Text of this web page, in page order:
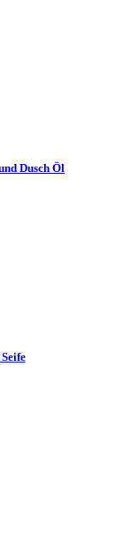
Dusch Öl